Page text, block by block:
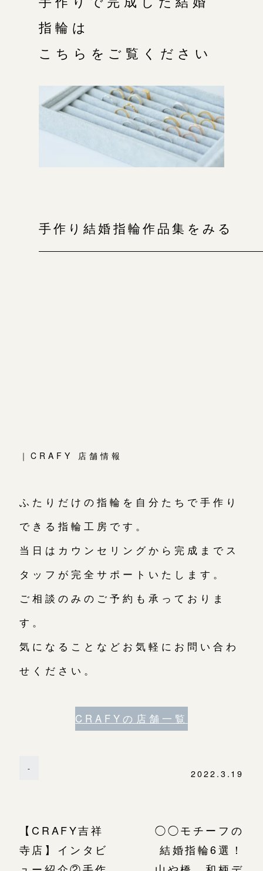
指輪は
こちらをご覧ください
手作り結婚指輪作品集をみる
｜CRAFY 店舗情報
ふたりだけの指輪を自分たちで手作り
できる指輪工房です。
当日はカウンセリングから完成までス
タッフが完全サポートいたします。
ご相談のみのご予約も承っておりま
す。
気になることなどお気軽にお問い合わ
せください。
CRAFYの店舗一覧
- 2022.3.19
【CRAFY吉祥
寺店】インタビ
◯◯モチーフの
結婚指輪6選！